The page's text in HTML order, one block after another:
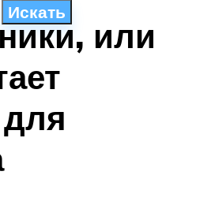
Искать
или